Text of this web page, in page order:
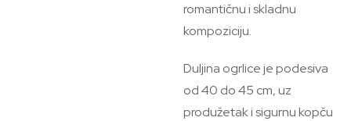
romantičnu i skladnu
kompoziciju.
Duljina ogrlice je podesiva
od 40 do 45 cm, uz
produžetak i sigurnu kopču